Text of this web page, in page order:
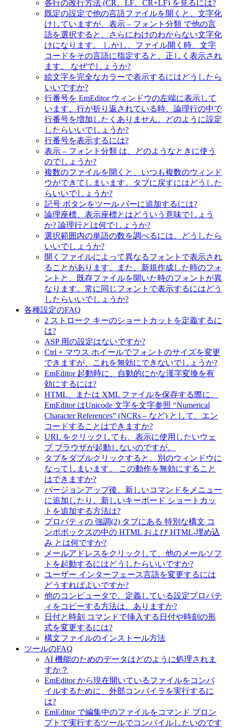
各行の改行方法 (CR、LF、CR+LF) を見るには?
既定の設定で他の言語ファイルを開くと、文字化
けしていますが、表示 – フォント分類 で他の言
語を選択すると、さらにわけのわからない文字化
けになります。 しかし、ファイル開く時、文字
コードをその言語に指定すると、正しく表示され
ます。 なぜでしょうか?
絵文字を完全なカラーで表示するにはどうしたら
いいですか?
行番号を EmEditor ウィンドウの左端に表示して
います。行が折り返されている時、論理行の中で
行番号を増加したくありません。どのように設定
したらいいでしょうか?
行番号を表示するには?
表示 – フォント分類 は、どのようなときに使う
のでしょうか?
複数のファイルを開くと、いつも複数のウィンド
ウができてしまいます。タブに戻すにはどうした
らいいでしょうか?
記号 ボタンをツール バーに追加するには?
論理座標、表示座標とはどういう意味でしょう
か? 論理行とは何でしょうか?
選択範囲内の単語の数を調べるには、どうしたら
いいでしょうか?
開くファイルによって異なるフォントで表示され
ることがあります。また、新規作成した時のフォ
ントと、既存ファイルを開いた時のフォントが異
なります。常に同じフォントで表示するにはどう
したらいいでしょうか?
各種設定のFAQ
2 ストローク キーのショートカットを定義するに
は?
ASP 用の設定はないですか?
Ctrl + マウス ホイールでフォントのサイズを変更
できますが、これを無効にできないでしょうか?
EmEditor 起動時に、自動的にかな漢字変換を有
効にするには?
HTML、または XML ファイルを保存する際に、
EmEditor はUnicode 文字を文字参照 “Numerical
Character References” (NCRs – など) として、エン
コードすることはできますか?
URL をクリックしても、表示に使用したいウェ
ブ ブラウザが起動しないのですが。
タブをダブルクリックすると、別のウィンドウに
なってしまいます。 この動作を無効にすること
はできますか?
バージョンアップ後、新しいコマンドをメニュー
に追加したり、新しいキーボード ショートカッ
トを追加する方法は?
プロパティの 強調(2) タブにある 特別な構文 コ
ンボボックスの中の HTML および HTML-埋め込
み とは何ですか?
メールアドレスをクリックして、他のメールソフ
トを起動するにはどうしたらいいですか?
ユーザー インターフェース言語を変更するには
どうすればよいですか?
他のコンピュータで、定義している設定プロパテ
ィをコピーする方法は、ありますか?
日付と時刻 コマンドで挿入する日付や時刻の形
式を変更するには?
構文ファイルのインストール方法
ツールのFAQ
AI 機能のためのデータはどのように処理されま
すか？
EmEditor から現在開いているファイルをコンパ
イルするために、外部コンパイラを実行するに
は?
EmEditor で編集中のファイルをコマンド プロン
プトで実行するツールでコンパイルしたいのです